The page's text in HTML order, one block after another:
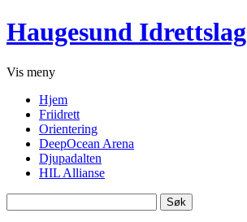
Haugesund Idrettslag
Vis meny
Hjem
Friidrett
Orientering
DeepOcean Arena
Djupadalten
HIL Allianse
etter: